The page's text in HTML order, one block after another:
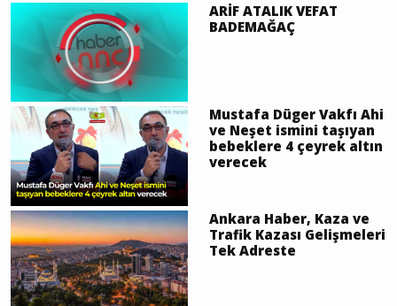
ARİF ATALIK VEFAT
BADEMAĞAÇ
Mustafa Düger Vakfı Ahi
ve Neşet ismini taşıyan
bebeklere 4 çeyrek altın
verecek
Ankara Haber, Kaza ve
Trafik Kazası Gelişmeleri
Tek Adreste